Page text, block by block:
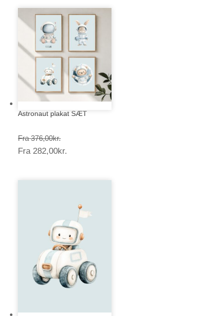
Astronaut plakat SÆT
Fra 376,00kr.Prisinterval:
376,00kr.
Fra 282,00kr.